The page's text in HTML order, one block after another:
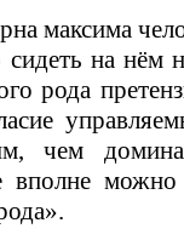
максима
сидеть на нём
рода
чем
вполне